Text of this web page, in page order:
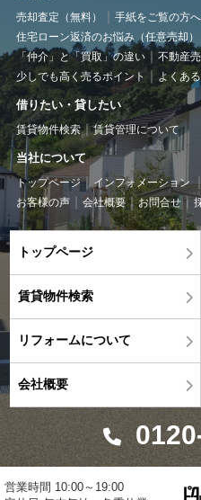
売却査定（無料） 手紙をご覧の方へ
住宅ローン返済のお悩み（任意売却）
「仲介」と「買取」の違い
不動産
少しでも高く売るポイント
よくあ
借りたい・貸したい
賃貸物件検索 賃貸管理について
当社について
トップページ インフォメーション
お客様の声
会社概要 お問合せ
トップページ
賃貸物件検索
リフォームについて
会社概要
営業時間 10:00～19:00